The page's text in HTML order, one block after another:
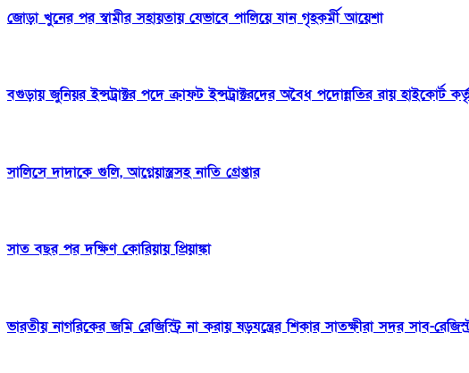
জোড়া খুনের পর স্বামীর সহায়তায় যেভাবে পালিয়ে যান গৃহকর্মী আয়েশা
বগুড়ায় জুনিয়র ইন্সট্রাক্টর পদে ক্রাফট ইন্সট্রাক্টরদের অবৈধ পদোন্নতির রায় হাইকোর্ট
সালিসে দাদাকে গুলি, আগ্নেয়াস্ত্রসহ নাতি গ্রেপ্তার
সাত বছর পর দক্ষিণ কোরিয়ায় প্রিয়াঙ্কা
ভারতীয় নাগরিকের জমি রেজিস্ট্রি না করায় ষড়যন্ত্রের শিকার সাতক্ষীরা সদর সাব-